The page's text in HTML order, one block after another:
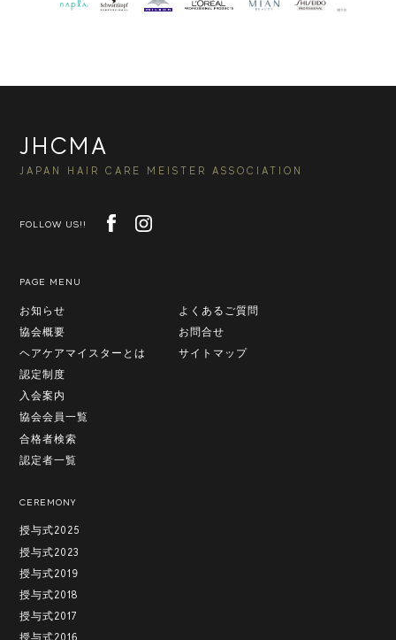
JHCMA
JAPAN HAIR CARE MEISTER ASSOCIATION
FOLLOW US!!
PAGE MENU
お知らせ
協会概要
ヘアケアマイスターとは
認定制度
入会案内
協会会員一覧
合格者検索
認定者一覧
よくあるご質問
お問合せ
サイトマップ
CEREMONY
授与式2025
授与式2023
授与式2019
授与式2018
授与式2017
授与式2016